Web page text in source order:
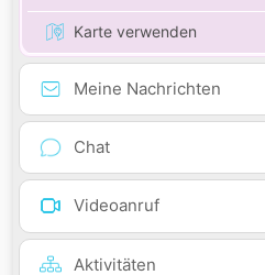
Karte verwenden
Meine Nachrichten
Chat
Videoanruf
Aktivitäten